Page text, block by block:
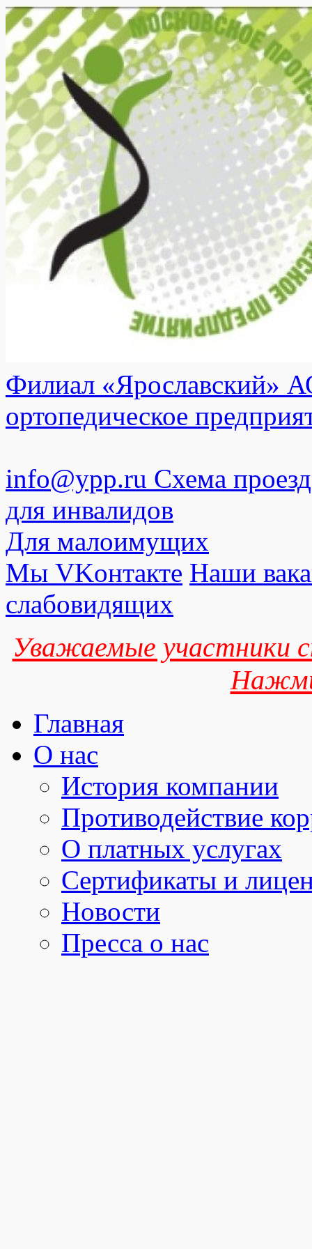
Филиал «Ярославский»
ортопедическое
info@ypp.ru Схема
для инвалидов
Для малоимущих
Мы VKонтакте Наши
слабовидящих
Уважаемые участники
Главная
О нас
История компании
Противодействие
О платных услугах
Сертификаты и
Новости
Пресса о нас